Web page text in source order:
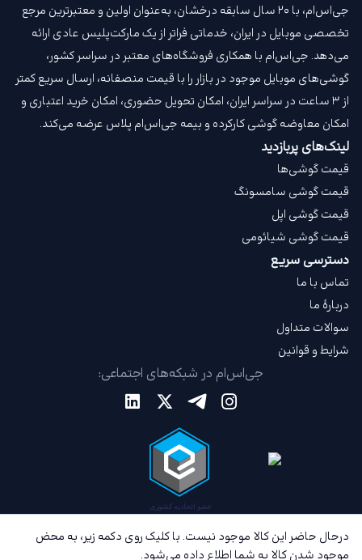
درحال حاضر این کالا موجود نیست. با کلیک روی دکمه زیر، به محض
موجود شدن کالا به شما اطلاع داده می‌شود.
جی‌اس‌ام، با ۲۰ سال سابقه درخشان، به‌عنوان اولین و معتبرترین مرجع
تخصصی موبایل در ایران، خدماتی فراتر از یک مارکت‌پلیس عادی ارائه
می‌دهد. جی‌اس‌ام با همکاری فروشگاه‌های معتبر در سراسر کشور،
گوشی‌های موبایل موجود در بازار را با قیمت‌ منصفانه، ارسال سریع کمتر
از ۳ ساعت در سراسر ایران، امکان تحویل حضوری، امکان خرید اعتباری و
امکان معاوضه گوشی کارکرده و بیمه جی‌اس‌ام‌ پلاس عرضه می‌کند.
لینک‌های پربازدید
قیمت گوشی‌ها
قیمت گوشی سامسونگ
قیمت گوشی اپل
قیمت گوشی شیائومی
دسترسی سریع
تماس با ما
دربارهٔ ما
سوالات متداول
شرایط و قوانین
جی‌اس‌ام در شبکه‌های اجتماعی: